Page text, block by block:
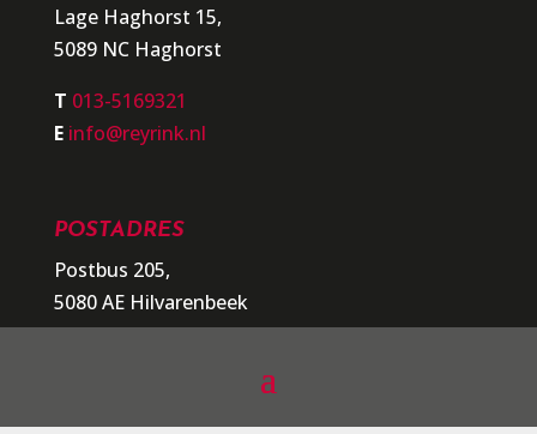
Lage Haghorst 15,
5089 NC Haghorst
T 013-5169321
E info@reyrink.nl
POSTADRES
Postbus 205,
5080 AE Hilvarenbeek